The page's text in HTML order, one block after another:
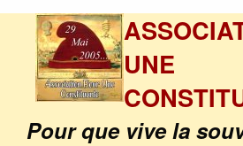
UNE
Pour que vive la